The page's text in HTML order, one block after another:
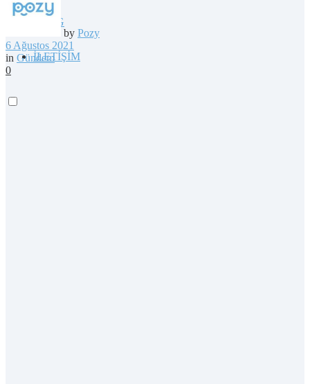
BLOG
İLETİŞİM
by Pozy
6 Ağustos 2021
in Gündem
0